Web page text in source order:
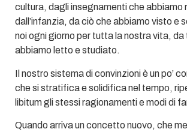
cultura, dagli insegnamenti che abbiamo
dall’infanzia, da ciò che abbiamo visto e
noi ogni giorno per tutta la nostra vita,
abbiamo letto e studiato.
Il nostro sistema di convinzioni è un po’
che si stratifica e solidifica nel tempo,
libitum gli stessi ragionamenti e modi di
Quando arriva un concetto nuovo, che